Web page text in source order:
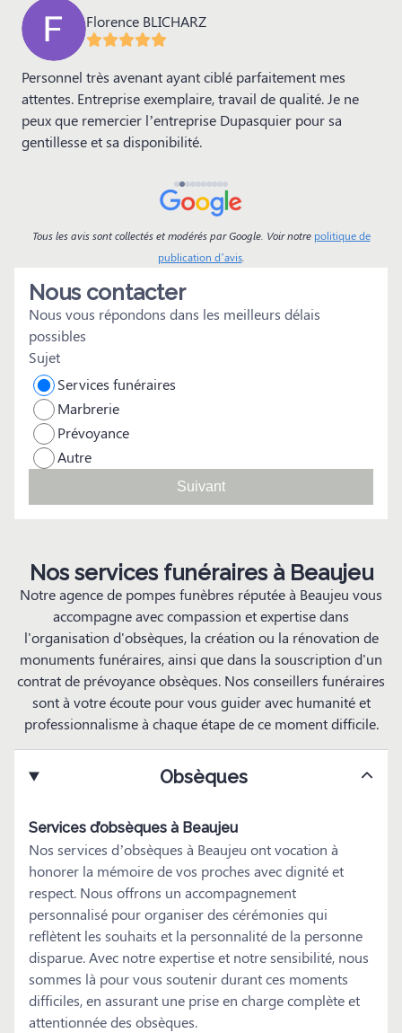
Florence BLICHARZ
Personnel très avenant ayant ciblé parfaitement mes
attentes. Entreprise exemplaire, travail de qualité. Je ne
peux que remercier l’entreprise Dupasquier pour sa
gentillesse et sa disponibilité.
Tous les avis sont collectés et modérés par Google. Voir notre politique de
publication d’avis.
Nous contacter
Nous vous répondons dans les meilleurs délais
possibles
Sujet
Services funéraires
Marbrerie
Prévoyance
Autre
Suivant
Nos services funéraires à Beaujeu
Notre agence de pompes funèbres réputée à Beaujeu vous
accompagne avec compassion et expertise dans
l'organisation d'obsèques, la création ou la rénovation de
monuments funéraires, ainsi que dans la souscription d'un
contrat de prévoyance obsèques. Nos conseillers funéraires
sont à votre écoute pour vous guider avec humanité et
professionnalisme à chaque étape de ce moment difficile.
Obsèques
Services d’obsèques à Beaujeu
Nos services d’obsèques à Beaujeu ont vocation à
honorer la mémoire de vos proches avec dignité et
respect. Nous offrons un accompagnement
personnalisé pour organiser des cérémonies qui
reflètent les souhaits et la personnalité de la personne
disparue. Avec notre expertise et notre sensibilité, nous
sommes là pour vous soutenir durant ces moments
difficiles, en assurant une prise en charge complète et
attentionnée des obsèques.